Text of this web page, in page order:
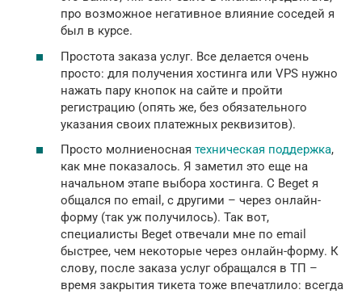
про возможное негативное влияние соседей я
был в курсе.
Простота заказа услуг. Все делается очень
просто: для получения хостинга или VPS нужно
нажать пару кнопок на сайте и пройти
регистрацию (опять же, без обязательного
указания своих платежных реквизитов).
Просто молниеносная техническая поддержка,
как мне показалось. Я заметил это еще на
начальном этапе выбора хостинга. С Beget я
общался по email, с другими – через онлайн-
форму (так уж получилось). Так вот,
специалисты Beget отвечали мне по email
быстрее, чем некоторые через онлайн-форму. К
слову, после заказа услуг обращался в ТП –
время закрытия тикета тоже впечатлило: всегда